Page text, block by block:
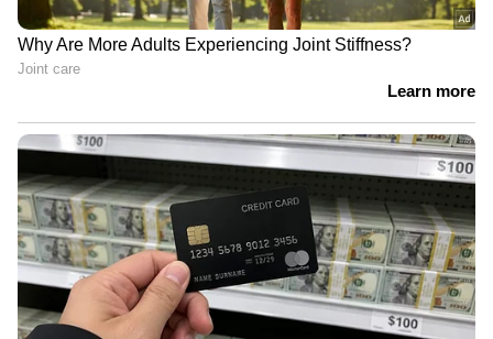
അതിനിടെ, അഭിഷേക് ബാനർജി
എംപിക്കെതിരെ പൊലീസ് കേസെടുത്തു.
തെരഞ്ഞെടുപ്പ് പ്രചാരണത്തിനിടെ
പ്രകോപനപരവും വിദ്വേഷമുണർത്തുന്നതുമായ
പ്രസംഗം നടത്തിയെന്ന് ആരോപിച്ചാണ്